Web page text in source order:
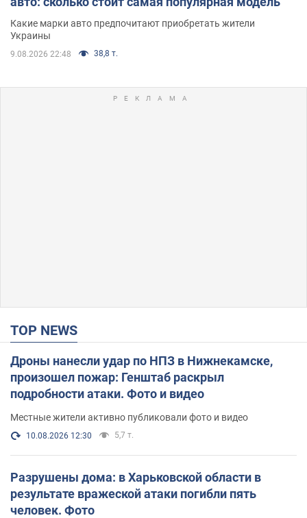
Какие марки авто предпочитают приобретать жители
Украины
9.08.2026 22:48 38,8 т.
TOP NEWS
Дроны нанесли удар по НПЗ в Нижнекамске,
произошел пожар: Генштаб раскрыл
подробности атаки. Фото и видео
Местные жители активно публиковали фото и видео
10.08.2026 12:30 5,7 т.
Разрушены дома: в Харьковской области в
результате вражеской атаки погибли пять
человек. Фото